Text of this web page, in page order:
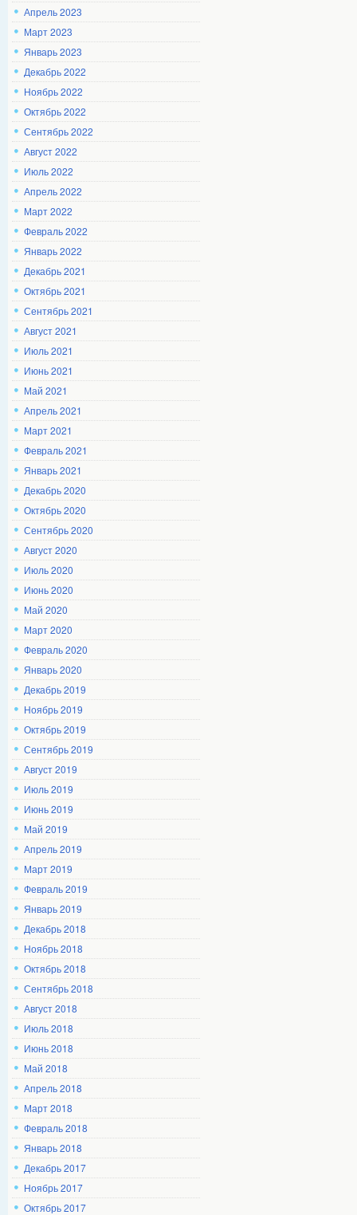
Апрель 2023
Март 2023
Январь 2023
Декабрь 2022
Ноябрь 2022
Октябрь 2022
Сентябрь 2022
Август 2022
Июль 2022
Апрель 2022
Март 2022
Февраль 2022
Январь 2022
Декабрь 2021
Октябрь 2021
Сентябрь 2021
Август 2021
Июль 2021
Июнь 2021
Май 2021
Апрель 2021
Март 2021
Февраль 2021
Январь 2021
Декабрь 2020
Октябрь 2020
Сентябрь 2020
Август 2020
Июль 2020
Июнь 2020
Май 2020
Март 2020
Февраль 2020
Январь 2020
Декабрь 2019
Ноябрь 2019
Октябрь 2019
Сентябрь 2019
Август 2019
Июль 2019
Июнь 2019
Май 2019
Апрель 2019
Март 2019
Февраль 2019
Январь 2019
Декабрь 2018
Ноябрь 2018
Октябрь 2018
Сентябрь 2018
Август 2018
Июль 2018
Июнь 2018
Май 2018
Апрель 2018
Март 2018
Февраль 2018
Январь 2018
Декабрь 2017
Ноябрь 2017
Октябрь 2017